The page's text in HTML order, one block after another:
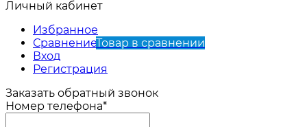
Личный кабинет
Избранное
СравнениеТовар в сравнении
Вход
Регистрация
Заказать обратный звонок
Номер телефона*